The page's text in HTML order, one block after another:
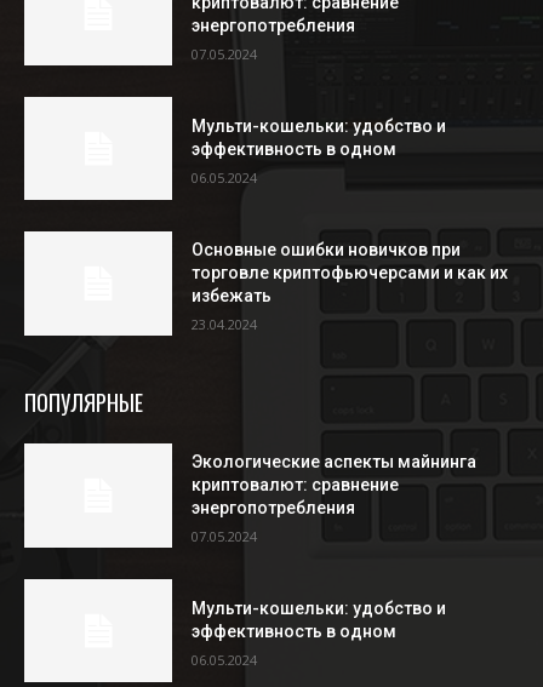
энергопотребления
07.05.2024
Мульти-кошельки: удобство и
эффективность в одном
06.05.2024
Основные ошибки новичков при
торговле криптофьючерсами и как их
избежать
23.04.2024
ПОПУЛЯРНЫЕ
Экологические аспекты майнинга
криптовалют: сравнение
энергопотребления
07.05.2024
Мульти-кошельки: удобство и
эффективность в одном
06.05.2024